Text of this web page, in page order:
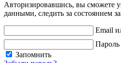
Авторизировавшись, вы сможете
данными, следить за состоянием
Email
Пароль
Запомнить